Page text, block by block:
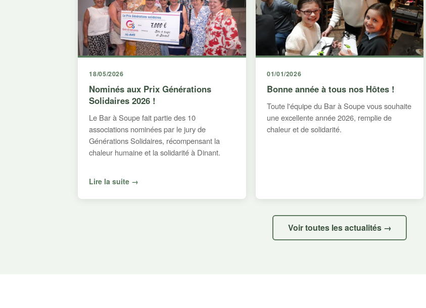
18/05/2026
Nominés aux Prix Générations
Solidaires 2026 !
Le Bar à Soupe fait partie des 10
associations nominées par le jury de
Générations Solidaires, récompensant la
chaleur humaine et la solidarité à Dinant.
Lire la suite →
01/01/2026
Bonne année à tous nos Hôtes !
Toute l'équipe du Bar à Soupe vous souhaite
une excellente année 2026, remplie de
chaleur et de solidarité.
Voir toutes les actualités →